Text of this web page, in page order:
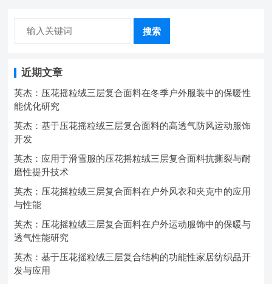
搜索
近期文章
英杰：压花摇粒绒三层复合面料在冬季户外服装中的保暖性
能优化研究
英杰：基于压花摇粒绒三层复合面料的高透气防风运动服饰
开发
英杰：应用于滑雪服的压花摇粒绒三层复合面料抗撕裂与耐
磨性提升技术
英杰：压花摇粒绒三层复合面料在户外风衣和夹克中的应用
与性能
英杰：压花摇粒绒三层复合面料在户外运动服饰中的保暖与
透气性能研究
英杰：基于压花摇粒绒三层复合结构的功能性家居纺织品开
发与应用